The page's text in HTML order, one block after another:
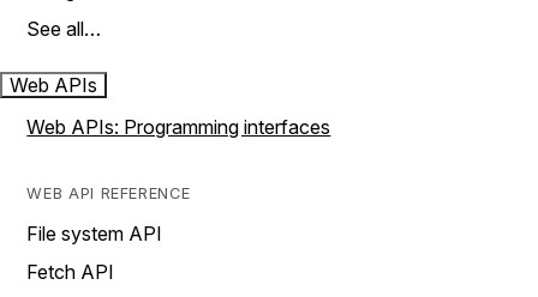
See all…
Web APIs
Web APIs: Programming interfaces
WEB API REFERENCE
File system API
Fetch API